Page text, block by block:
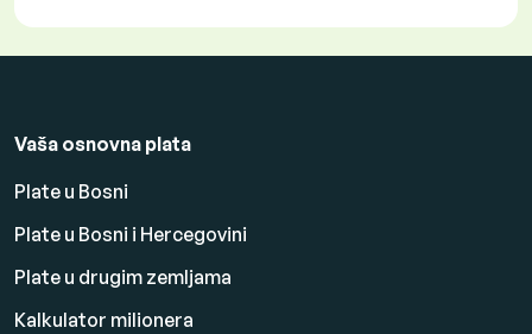
Vaša osnovna plata
Plate u Bosni
Plate u Bosni i Hercegovini
Plate u drugim zemljama
Kalkulator milionera